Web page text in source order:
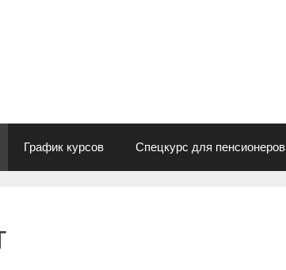
График курсов Спецкурс для пенсионеров